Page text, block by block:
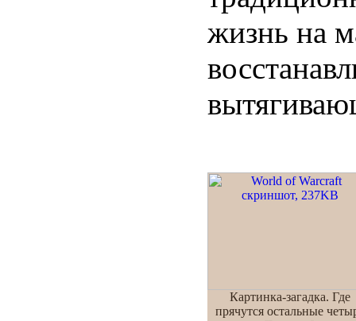
жизнь на
Картинка-загадка. Где
прячутся остальные